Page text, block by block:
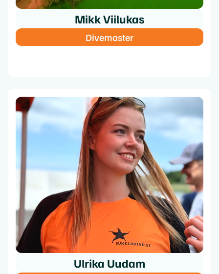
Mikk Viilukas
Divemaster
Ulrika Uudam